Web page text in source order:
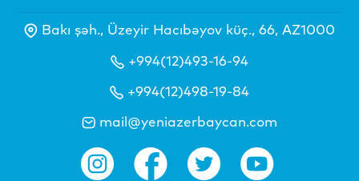
Bakı şəh., Üzeyir Hacıbəyov küç., 66, AZ1000
+994(12)493-16-94
+994(12)498-19-84
mail@yeniazerbaycan.com